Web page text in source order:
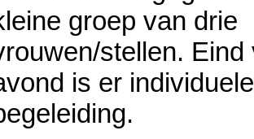
groep van drie
stellen. Eind
is er individuele